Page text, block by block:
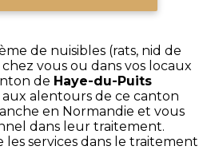
de nuisibles (rats, nid de
vous ou dans vos locaux
de Haye-du-Puits
aux alentours de ce canton
en Normandie et vous
dans leur traitement.
services dans le traitement